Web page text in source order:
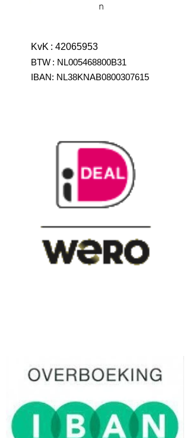
n
KvK : 42065953
BTW : NL005468800B31
IBAN: NL38KNAB0800307615